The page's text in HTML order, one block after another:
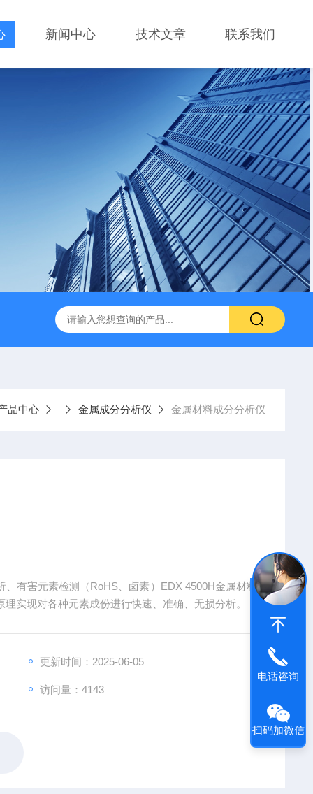
新闻中心 技术文章 联系我们
X射线荧光测定仪 手持式xrf分析仪 水质重金属检测仪
品中心 金属成分分析仪 金属材料成分分析仪
有害元素检测（RoHS、卤素）EDX 4500H金属材料
实现对各种元素成份进行快速、准确、无损分析。
更新时间：2025-06-05
访问量：4143
电话咨询
扫码加微信